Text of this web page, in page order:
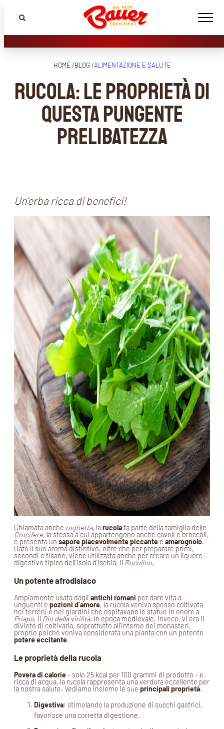
HOME /BLOG /ALIMENTAZIONE E SALUTE
Rucola: le proprietà di
questa pungente
prelibatezza
Un’erba ricca di benefici!
Chiamata anche rughetta, larucolafa parte della famiglia delle
Crucifere, la stessa a cui appartengono anche cavoli e broccoli,
e presenta un sapore piacevolmente piccante e amarognolo.
Dato il suo aroma distintivo, oltre che per preparare primi,
secondi e tisane, viene utilizzata anche per creare un liquore
digestivo tipico dell’Isola d’Ischia, il Rucolino.
Un potente afrodisiaco
Ampiamente usata dagli antichi romani per dare vita a
unguenti e pozioni d’amore, la rucola veniva spesso coltivata
nei terreni e nei giardini che ospitavano le statue in onore a
Priapo, il Dio della virilità. In epoca medievale, invece, vi era il
divieto di coltivarla, soprattutto all’interno dei monasteri,
proprio poiché veniva considerata una pianta con un potente
potere eccitante.
Le proprietà della rucola
Povera di calorie– solo 25 kcal per 100 grammi di prodotto – e
ricca di acqua, la rucola rappresenta una verdura eccellente per
la nostra salute. Vediamo insieme le sue principali proprietà.
Digestiva: stimolando la produzione di succhi gastrici,
favorisce una corretta digestione.